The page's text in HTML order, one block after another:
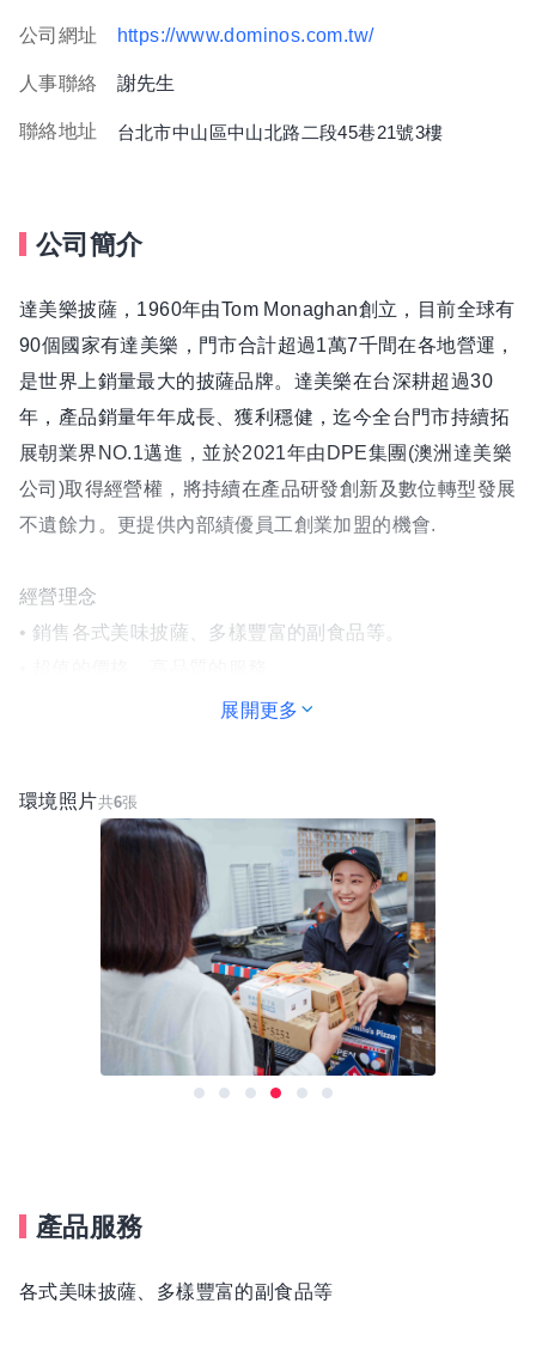
公司網址 https://www.dominos.com.tw/
人事聯絡 謝先生
聯絡地址 台北市中山區中山北路二段45巷21號3樓
公司簡介
達美樂披薩，1960年由Tom Monaghan創立，目前全球有
90個國家有達美樂，門市合計超過1萬7千間在各地營運，
是世界上銷量最大的披薩品牌。達美樂在台深耕超過30
年，產品銷量年年成長、獲利穩健，迄今全台門市持續拓
展朝業界NO.1邁進，並於2021年由DPE集團(澳洲達美樂
公司)取得經營權，將持續在產品研發創新及數位轉型發展
不遺餘力。更提供內部績優員工創業加盟的機會.
經營理念
• 銷售各式美味披薩、多樣豐富的副食品等。
• 外帶保證20分/外送保證30分取餐，超時即贈小披薩兌換
展開更多
環境照片共6張
產品服務
各式美味披薩、多樣豐富的副食品等